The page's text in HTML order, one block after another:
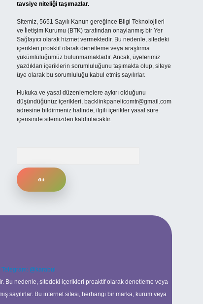
tavsiye niteliği taşımazlar.
Sitemiz, 5651 Sayılı Kanun gereğince Bilgi Teknolojileri
ve İletişim Kurumu (BTK) tarafından onaylanmış bir Yer
Sağlayıcı olarak hizmet vermektedir. Bu nedenle, sitedeki
içerikleri proaktif olarak denetleme veya araştırma
yükümlülüğümüz bulunmamaktadır. Ancak, üyelerimiz
yazdıkları içeriklerin sorumluluğunu taşımakta olup, siteye
üye olarak bu sorumluluğu kabul etmiş sayılırlar.
Hukuka ve yasal düzenlemelere aykırı olduğunu
düşündüğünüz içerikleri, backlinkpanelicomtr@gmail.com
adresine bildirmeniz halinde, ilgili içerikler yasal süre
içerisinde sitemizden kaldırılacaktır.
Telegram: @karabul
Bu nedenle, sitedeki içerikleri proaktif olarak denetleme veya
sayılırlar. Bu internet sitesi, herhangi bir marka, kurum veya